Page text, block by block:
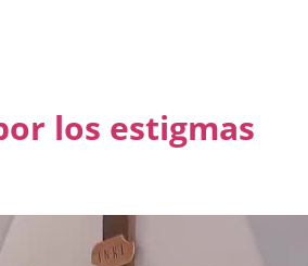
los estigmas